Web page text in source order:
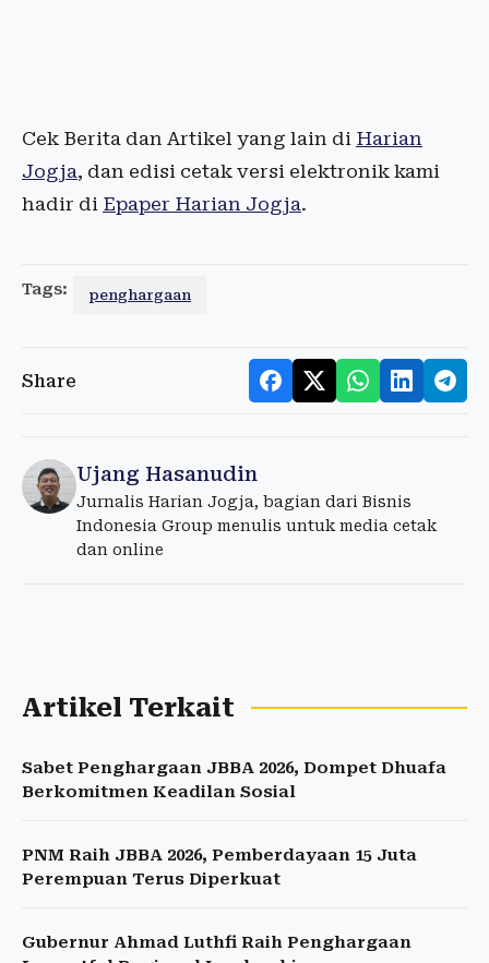
Cek Berita dan Artikel yang lain di Harian
Jogja, dan edisi cetak versi elektronik kami
hadir di Epaper Harian Jogja.
Tags: penghargaan
Share
Ujang Hasanudin
Jurnalis Harian Jogja, bagian dari Bisnis
Indonesia Group menulis untuk media cetak
dan online
Artikel Terkait
Sabet Penghargaan JBBA 2026, Dompet Dhuafa
Berkomitmen Keadilan Sosial
PNM Raih JBBA 2026, Pemberdayaan 15 Juta
Perempuan Terus Diperkuat
Gubernur Ahmad Luthfi Raih Penghargaan